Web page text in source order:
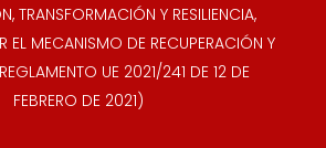
TRANSFORMACIÓN Y RESILIENCIA,
EL MECANISMO DE RECUPERACIÓN Y
UE 2021/241 DE 12 DE
FEBRERO DE 2021)